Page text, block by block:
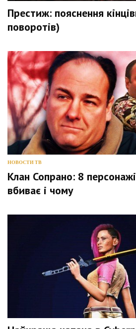
Престиж: пояснення
поворотів)
НОВОСТИ ТВ
Клан Сопрано: 8
вбиває і чому